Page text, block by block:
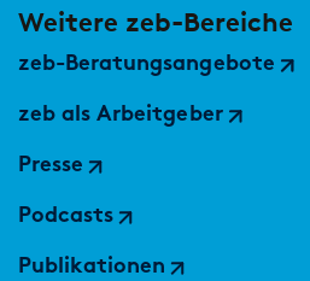
Weitere zeb-Bereiche
zeb-Beratungsangebote
zeb als Arbeitgeber
Presse
Podcasts
Publikationen